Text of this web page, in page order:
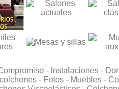
- Instalaciones -
- Fotos - Muebles -